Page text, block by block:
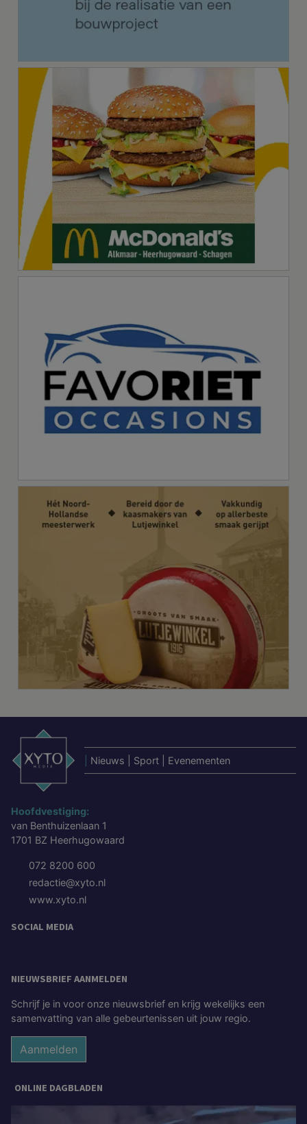
Nieuws | Sport | Evenementen
Hoofdvestiging:
van Benthuizenlaan 1
1701 BZ Heerhugowaard
072 8200 600
redactie@xyto.nl
www.xyto.nl
SOCIAL MEDIA
NIEUWSBRIEF AANMELDEN
Schrijf je in voor onze nieuwsbrief en krijg wekelijks een
samenvatting van alle gebeurtenissen uit jouw regio.
Aanmelden
ONLINE DAGBLADEN